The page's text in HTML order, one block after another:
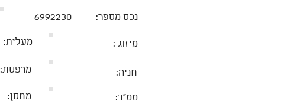
6992230 נכס מספר:
מעלית:
מרפסת:
מחסן:
מיזוג :
חניה:
ממ״ד: